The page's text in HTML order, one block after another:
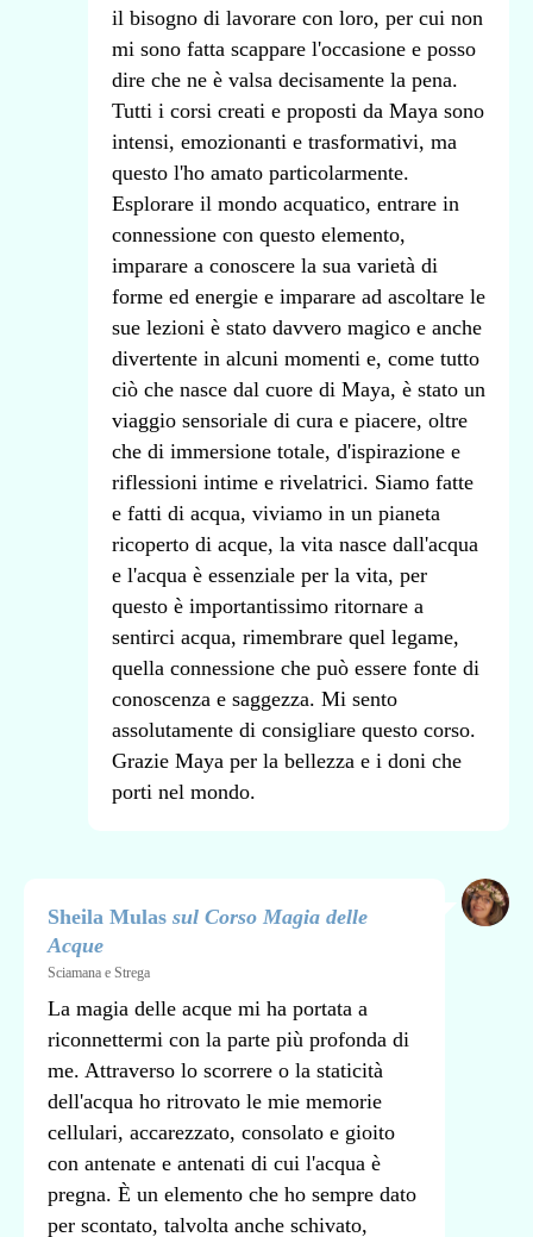
il bisogno di lavorare con loro, per cui non
mi sono fatta scappare l'occasione e posso
dire che ne è valsa decisamente la pena.
Tutti i corsi creati e proposti da Maya sono
intensi, emozionanti e trasformativi, ma
questo l'ho amato particolarmente.
Esplorare il mondo acquatico, entrare in
connessione con questo elemento,
imparare a conoscere la sua varietà di
forme ed energie e imparare ad ascoltare le
sue lezioni è stato davvero magico e anche
divertente in alcuni momenti e, come tutto
ciò che nasce dal cuore di Maya, è stato un
viaggio sensoriale di cura e piacere, oltre
che di immersione totale, d'ispirazione e
riflessioni intime e rivelatrici. Siamo fatte
e fatti di acqua, viviamo in un pianeta
ricoperto di acque, la vita nasce dall'acqua
e l'acqua è essenziale per la vita, per
questo è importantissimo ritornare a
sentirci acqua, rimembrare quel legame,
quella connessione che può essere fonte di
conoscenza e saggezza. Mi sento
assolutamente di consigliare questo corso.
Grazie Maya per la bellezza e i doni che
porti nel mondo.
Sheila Mulas sul Corso Magia delle
Acque
Sciamana e Strega
La magia delle acque mi ha portata a
riconnettermi con la parte più profonda di
me. Attraverso lo scorrere o la staticità
dell'acqua ho ritrovato le mie memorie
cellulari, accarezzato, consolato e gioito
con antenate e antenati di cui l'acqua è
pregna. È un elemento che ho sempre dato
per scontato, talvolta anche schivato,